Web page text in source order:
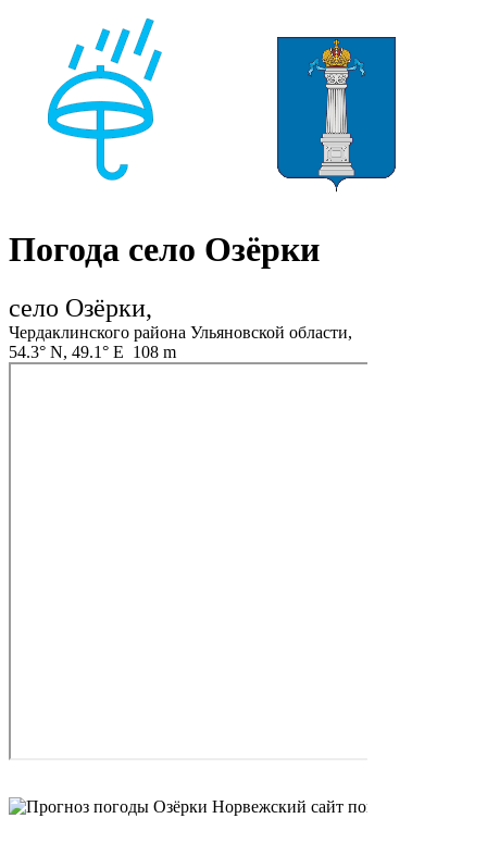
Погода село Озёрки
село Озёрки,
Чердаклинского района Ульяновской области,
54.3° N, 49.1° E 108 m